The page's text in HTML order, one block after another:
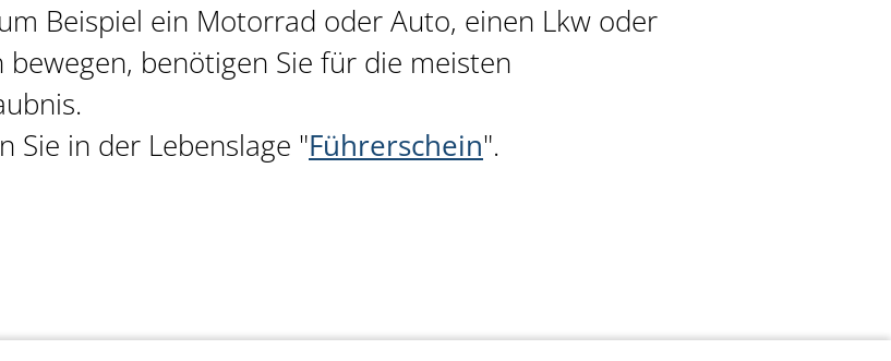
Beispiel ein Motorrad oder Auto, einen Lkw oder
benötigen Sie für die meisten
Sie in der Lebenslage "Führerschein".